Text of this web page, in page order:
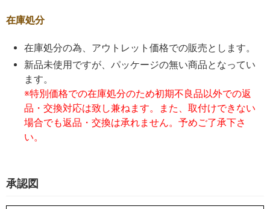
在庫処分
在庫処分の為、アウトレット価格での販売とします。
新品未使用ですが、パッケージの無い商品となってい
ます。
※特別価格での在庫処分のため初期不良品以外での返
品・交換対応は致し兼ねます。また、取付けできない
場合でも返品・交換は承れません。予めご了承下さ
い。
承認図